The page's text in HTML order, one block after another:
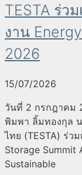
TESTA ร่ว
งาน
2026
15/07/2026
วันที่ 2 กรกฎาคม
พิมพา ลิ้มทองกุล
ไทย (TESTA) ร่ว
Storage Summit
Sustainable